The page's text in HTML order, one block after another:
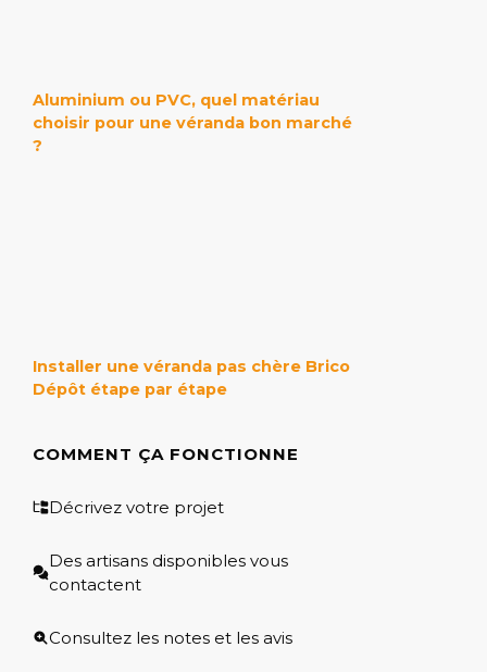
Aluminium ou PVC, quel matériau
choisir pour une véranda bon marché
?
Installer une véranda pas chère Brico
Dépôt étape par étape
COMMENT ÇA FONCTIONNE
Décrivez votre projet
Des artisans disponibles vous
contactent
Consultez les notes et les avis